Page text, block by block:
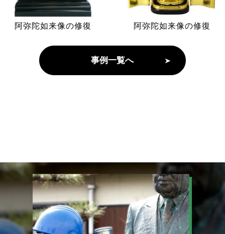
阿弥陀如来像の修復 阿弥陀如来像の修復
事例一覧へ